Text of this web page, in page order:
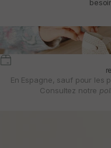
En Espagne, sauf pour les
Consultez notre